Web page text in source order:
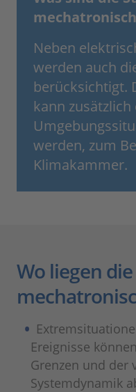
Neben
werden auch
berücksichtigt.
kann
werden, zum
Klimakammer.
Wo liegen
Ereignisse
Grenzen und der
Systemdynamik